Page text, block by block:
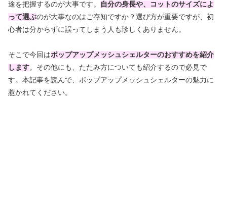
途を把握するのが大事です。
自分の身長や、コットのサイズによ
って選ぶのが大事なのはご存知ですか？選び方が重要ですが、初
心者は分からずに誤ってしまう人も珍しくありません。
そこで今回はポップアップメッシュシェルターのおすすめを紹介
します。その他にも、たたみ方についても紹介するので必見で
す。本記事を読んで、ポップアップメッシュシェルターの魅力に
惹かれてください。